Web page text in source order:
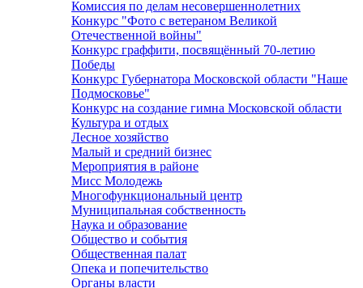
Комиссия по делам несовершеннолетних
Конкурс "Фото с ветераном Великой
Отечественной войны"
Конкурс граффити, посвящённый 70-летию
Победы
Конкурс Губернатора Московской области "Наше
Подмосковье"
Конкурс на создание гимна Московской области
Культура и отдых
Лесное хозяйство
Малый и средний бизнес
Мероприятия в районе
Мисс Молодежь
Многофункциональный центр
Муниципальная собственность
Наука и образование
Общество и события
Общественная палат
Опека и попечительство
Органы власти